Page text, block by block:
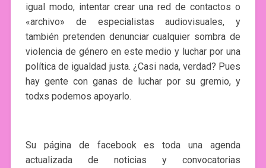
igual modo, intentar crear una red de contactos o
«archivo» de especialistas audiovisuales, y
también pretenden denunciar cualquier sombra de
violencia de género en este medio y luchar por una
política de igualdad justa. ¿Casi nada, verdad? Pues
hay gente con ganas de luchar por su gremio, y
todxs podemos apoyarlo.
Su página de facebook es toda una agenda
actualizada de noticias y convocatorias